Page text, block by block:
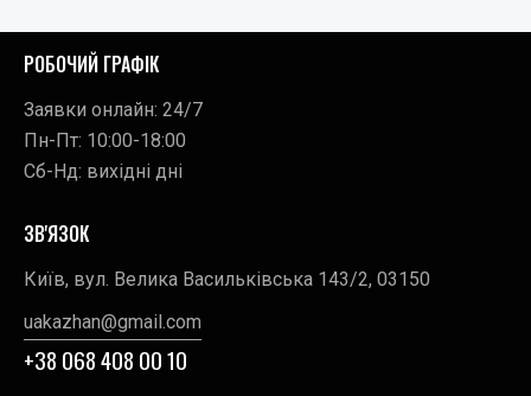
РОБОЧИЙ ГРАФІК
Заявки онлайн: 24/7
Пн-Пт: 10:00-18:00
Сб-Нд: вихідні дні
ЗВ'ЯЗОК
Київ, вул. Велика Васильківська 143/2, 03150
uakazhan@gmail.com
+38 068 408 00 10